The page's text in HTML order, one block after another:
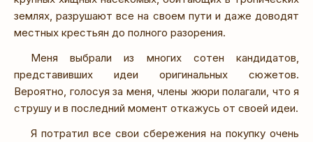
землях, разрушают все на своем пути и даже доводят
местных крестьян до полного разорения.
Меня выбрали из многих сотен кандидатов,
представивших идеи оригинальных сюжетов.
Вероятно, голосуя за меня, члены жюри полагали, что я
струшу и в последний момент откажусь от своей идеи.
Я потратил все свои сбережения на покупку очень